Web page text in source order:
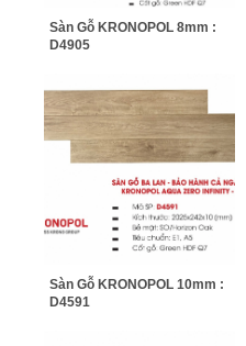
Sàn Gỗ KRONOPOL 8mm :
D4905
Sàn Gỗ KRONOPOL 10mm :
D4591